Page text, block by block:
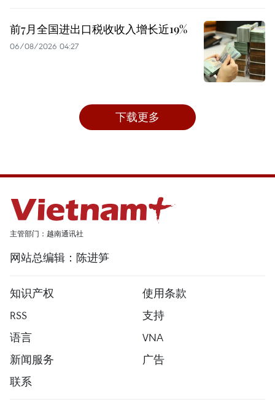
前7月全国进出口税收收入增长近19%
06/08/2026 04:27
下载更多
主管部门：越南通讯社
网站总编辑：陈进笋
知识产权
使用条款
RSS
支持
语言
VNA
新闻服务
广告
联系